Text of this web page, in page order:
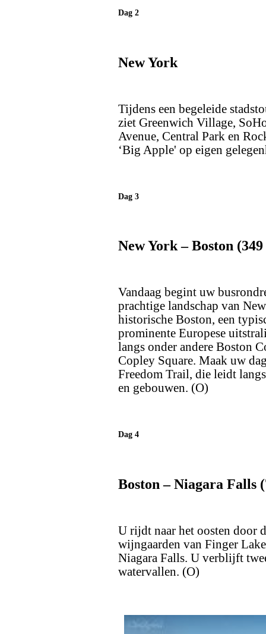
Dag 2
New York
Tijdens een begeleide
ziet Greenwich Village,
Avenue, Central Park en
‘Big Apple' op eigen
Dag 3
New York – Boston
Vandaag begint uw
prachtige landschap van
historische Boston, een
prominente Europese
langs onder andere Boston
Copley Square. Maak uw
Freedom Trail, die leidt
en gebouwen. (O)
Dag 4
Boston – Niagara Falls
U rijdt naar het oosten door
wijngaarden van Finger
Niagara Falls. U verblijft
watervallen. (O)